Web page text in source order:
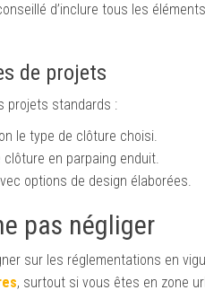
d’inclure tous les
de projets
projets standards :
le type de clôture choisi.
en parpaing enduit.
options de design élaborées.
pas négliger
sur les réglementations en
, surtout si vous êtes en zone